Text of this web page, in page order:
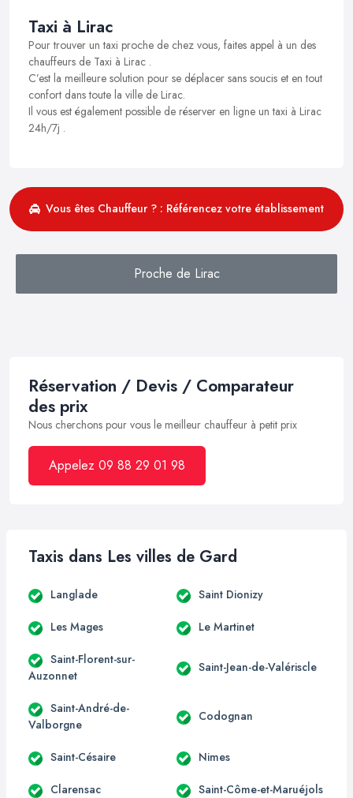
Taxi à Lirac
Pour trouver un taxi proche de chez vous, faites appel à un des
chauffeurs de Taxi à Lirac .
C’est la meilleure solution pour se déplacer sans soucis et en tout
confort dans toute la ville de Lirac.
Il vous est également possible de réserver en ligne un taxi à Lirac
24h/7j .
Vous êtes Chauffeur ? : Référencez votre établissement
Proche de Lirac
Réservation / Devis / Comparateur
des prix
Nous cherchons pour vous le meilleur chauffeur à petit prix
Appelez 09 88 29 01 98
Taxis dans Les villes de Gard
Langlade Saint Dionizy
Les Mages Le Martinet
Saint-Florent-sur-
Auzonnet
Saint-Jean-de-Valériscle
Saint-André-de-
Valborgne
Codognan
Saint-Césaire Nimes
Clarensac Saint-Côme-et-Maruéjols